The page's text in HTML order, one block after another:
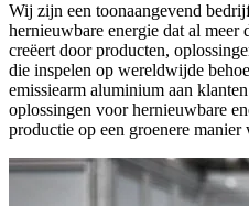
Wij zijn een toonaangevend
hernieuwbare energie dat al meer
creëert door producten,
die inspelen op wereldwijde
emissiearm aluminium aan
oplossingen voor hernieuwbare
productie op een groenere